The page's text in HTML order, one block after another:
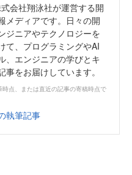
会社翔泳社が運営する開
メディアです。日々の開
ジニアやテクノロジーを
て、プログラミングやAI
、エンジニアの学びとキ
事をお届けしています。
点、または直近の記事の寄稿時点で
執筆記事